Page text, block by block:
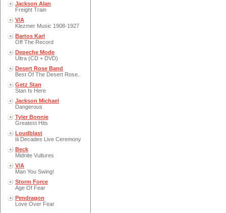
Jackson Alan
Freight Train
V/A
Klezmer Music 1908-1927
Bartos Karl
Off The Record
Depeche Mode
Ultra (CD + DVD)
Desert Rose Band
Best Of The Desert Rose..
Getz Stan
Stan Is Here
Jackson Michael
Dangerous
Tyler Bonnie
Greatest Hits
Loudblast
Iii Decades Live Ceremony
Beck
Midnite Vultures
V/A
Man You Swing!
Storm Force
Age Of Fear
Pendragon
Love Over Fear